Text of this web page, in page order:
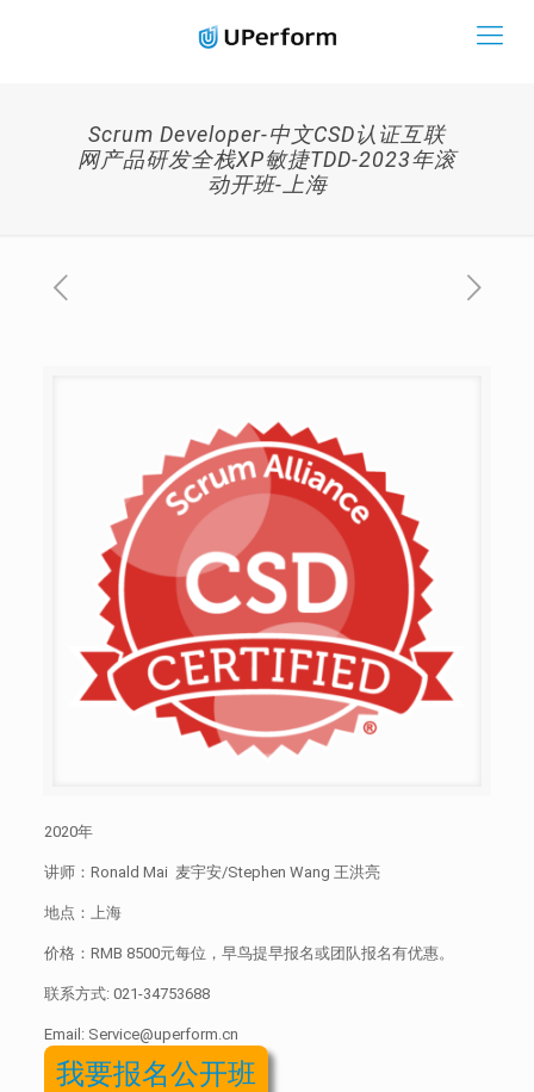
Scrum Developer-中文CSD认证互联
网产品研发全栈XP敏捷TDD-2023年滚
动开班-上海
2020年
讲师：Ronald Mai 麦宇安/Stephen Wang 王洪亮
地点：上海
价格：RMB 8500元每位，早鸟提早报名或团队报名有优惠。
联系方式: 021-34753688
Email: Service@uperform.cn
我要报名公开班